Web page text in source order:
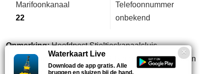
Marifoonkanaal
22
Telefoonnummer
onbekend
Opmerking:Hoofdpost Stieltjeskanaalsluis,
telefoonnummer 0591-551849. B.g.g. Vaarwegtelefoon
0592-365775. VHF 20, 78 of 22.
Waterkaart Live
Download de app gratis. Alle
bruggen en sluizen bij de hand.